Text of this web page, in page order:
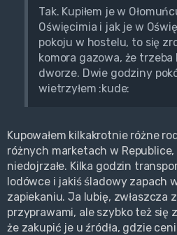
Tak. Kupiłem je w
Oświęcimia i jak je w
pokoju w hostelu, to się
komora gazowa, że trzeba
dworze. Dwie godziny
wietrzyłem :kude:
Kupowałem kilkakrotnie różne
różnych marketach w Republice,
niedojrzałe. Kilka godzin
lodówce i jakiś śladowy zapach
zapiekaniu. Ja lubię, zwłaszcza
przyprawami, ale szybko też się
że zakupić je u źródła, gdzie